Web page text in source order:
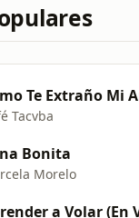
Te Extraño Mi
Tacvba
Bonita
Morelo
a Volar (En